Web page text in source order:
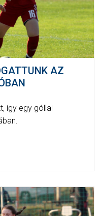
AZ
így egy góllal